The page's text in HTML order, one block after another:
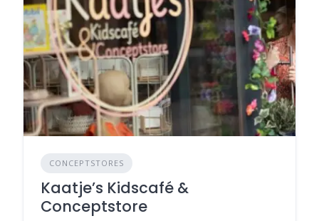
CONCEPTSTORES
Kaatje’s Kidscafé &
Conceptstore